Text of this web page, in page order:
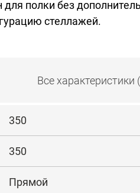
полки без
стеллажей.
Всехарактеристики
350
350
Прямой